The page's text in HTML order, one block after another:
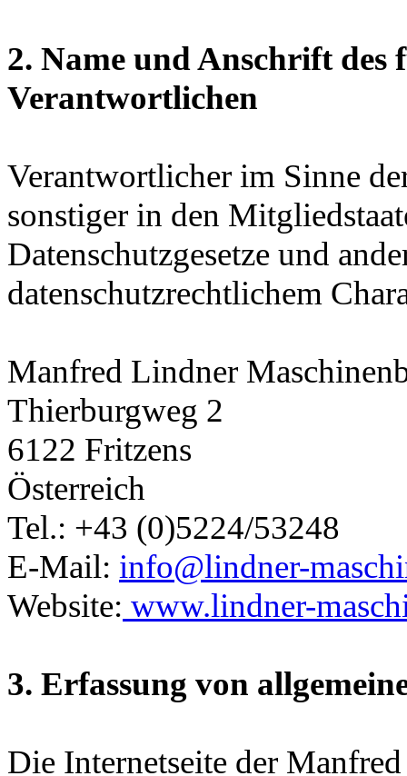
2. Name und Anschrift des
Verantwortlichen
Verantwortlicher im Sinne
sonstiger in den
Datenschutzgesetze und
datenschutzrechtlichem
Manfred Lindner
Thierburgweg 2
6122 Fritzens
Österreich
Tel.: +43 (0)5224/53248
E-Mail: info@lindner-
Website: www.lindner-
3. Erfassung von
Die Internetseite der